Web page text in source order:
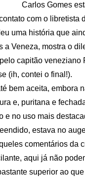
Carlos Gomes
com o
uma história que
a Veneza, mostra o
capitão
(ih, contei o final!).
bem aceita, embora
e, puritana e
e no uso mais
estava no
comentários da
aqui já não
superior ao